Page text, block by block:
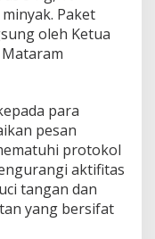
Paket
oleh Ketua
para
pesan
protokol
aktifitas
tangan dan
yang bersifat